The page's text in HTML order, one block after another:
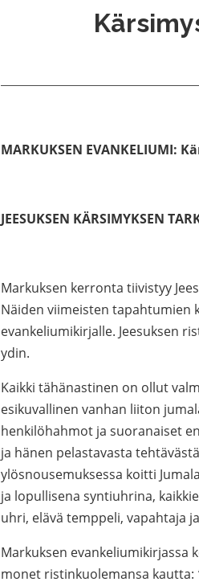
MARKUKSEN EVANKELIUMI:
JEESUKSEN KÄRSIMYKSEN
Markuksen kerronta tiivistyy
Näiden viimeisten tapahtumien
evankeliumikirjalle. Jeesuksen
ydin.
Kaikki tähänastinen on ollut
esikuvallinen vanhan liiton
henkilöhahmot ja suoranaiset
ja hänen pelastavasta
ylösnousemuksessa koitti
ja lopullisena syntiuhrina,
uhri, elävä temppeli, vapahtaja
Markuksen evankeliumikirjassa
monet ristinkuolemansa kautta: